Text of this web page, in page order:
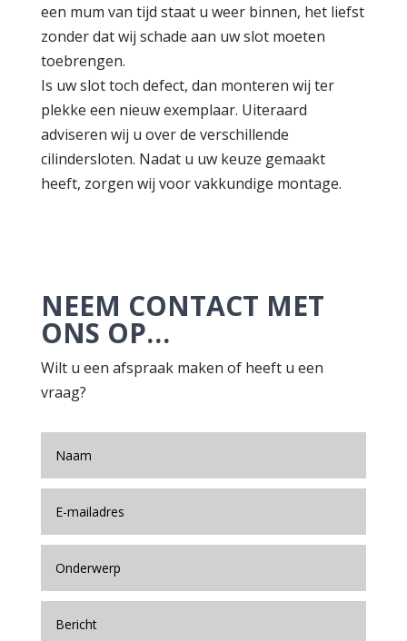
een mum van tijd staat u weer binnen, het liefst
zonder dat wij schade aan uw slot moeten
toebrengen.
Is uw slot toch defect, dan monteren wij ter
plekke een nieuw exemplaar. Uiteraard
adviseren wij u over de verschillende
cilindersloten. Nadat u uw keuze gemaakt
heeft, zorgen wij voor vakkundige montage.
NEEM CONTACT MET
ONS OP…
Wilt u een afspraak maken of heeft u een
vraag?